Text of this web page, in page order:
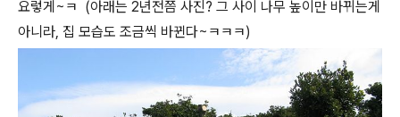
요렇게~ㅋ (아래는 2년전쯤 사진? 그 사이 나무 높이만 바뀌는게
아니라, 집 모습도 조금씩 바뀐다~ㅋㅋㅋ)